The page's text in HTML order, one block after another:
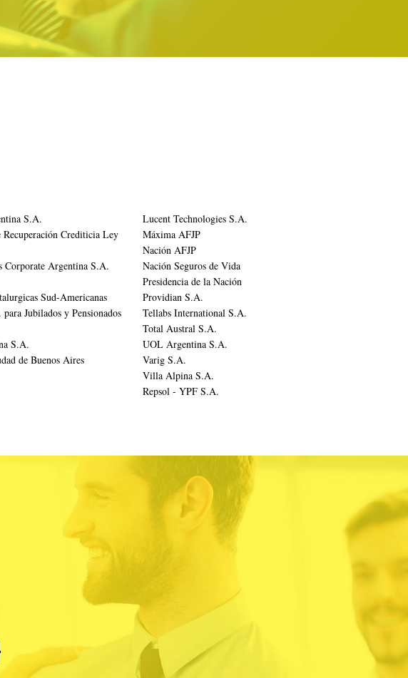
S.A.
Recuperación Crediticia Ley
Corporate Argentina S.A.
Sud-Americanas
Jubilados y Pensionados
S.A.
de Buenos Aires
Lucent Technologies S.A.
Máxima AFJP
Nación AFJP
Nación Seguros de Vida
Presidencia de la Nación
Providian S.A.
Tellabs International S.A.
Total Austral S.A.
UOL Argentina S.A.
Varig S.A.
Villa Alpina S.A.
Repsol - YPF S.A.